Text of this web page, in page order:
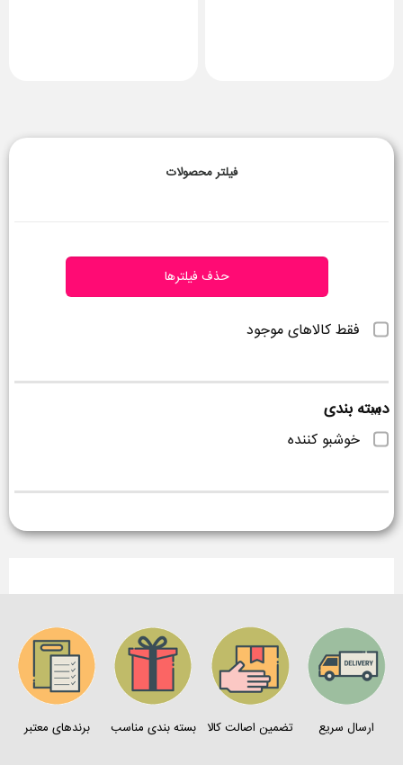
فیلتر محصولات
حذف فیلترها
فقط کالاهای موجود
دسته بندی
خوشبو کننده
ارسال سریع تضمین اصالت کالا بسته بندی مناسب برندهای معتبر